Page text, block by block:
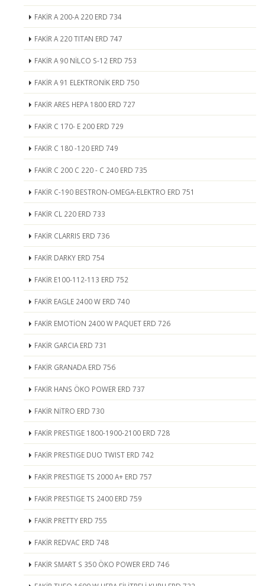
FAKİR A 200-A 220 ERD 734
FAKİR A 220 TITAN ERD 747
FAKİR A 90 NİLCO S-12 ERD 753
FAKİR A 91 ELEKTRONİK ERD 750
FAKİR ARES HEPA 1800 ERD 727
FAKİR C 170- E 200 ERD 729
FAKİR C 180 -120 ERD 749
FAKİR C 200 C 220 - C 240 ERD 735
FAKİR C-190 BESTRON-OMEGA-ELEKTRO ERD 751
FAKİR CL 220 ERD 733
FAKİR CLARRIS ERD 736
FAKİR DARKY ERD 754
FAKİR E100-112-113 ERD 752
FAKİR EAGLE 2400 W ERD 740
FAKİR EMOTİON 2400 W PAQUET ERD 726
FAKİR GARCIA ERD 731
FAKİR GRANADA ERD 756
FAKİR HANS ÖKO POWER ERD 737
FAKİR NİTRO ERD 730
FAKİR PRESTIGE 1800-1900-2100 ERD 728
FAKİR PRESTIGE DUO TWIST ERD 742
FAKİR PRESTIGE TS 2000 A+ ERD 757
FAKİR PRESTIGE TS 2400 ERD 759
FAKİR PRETTY ERD 755
FAKİR REDVAC ERD 748
FAKİR SMART S 350 ÖKO POWER ERD 746